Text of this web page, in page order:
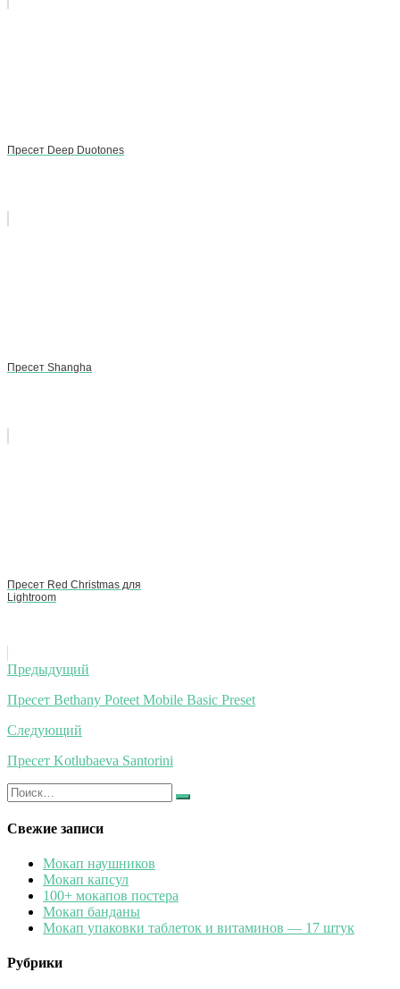
Пресет Deep Duotones
Пресет Shangha
Пресет Red Christmas для
Lightroom
Навигация
по
записям
Предыдущий
Пресет Bethany Poteet Mobile Basic Preset
Следующий
Пресет Kotlubaeva Santorini
Искать:
Найти
Свежие записи
Мокап наушников
Мокап капсул
100+ мокапов постера
Мокап банданы
Мокап упаковки таблеток и витаминов — 17 штук
Рубрики